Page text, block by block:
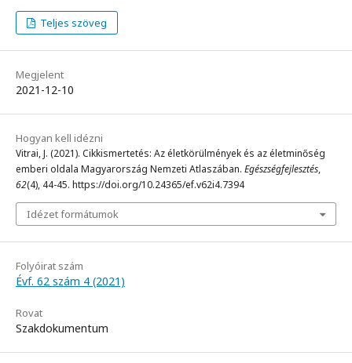
Teljes szöveg
Megjelent
2021-12-10
Hogyan kell idézni
Vitrai, J. (2021). Cikkismertetés: Az életkörülmények és az életminőség
emberi oldala Magyarország Nemzeti Atlaszában. Egészségfejlesztés,
62(4), 44-45. https://doi.org/10.24365/ef.v62i4.7394
Idézet formátumok
Folyóirat szám
Évf. 62 szám 4 (2021)
Rovat
Szakdokumentum